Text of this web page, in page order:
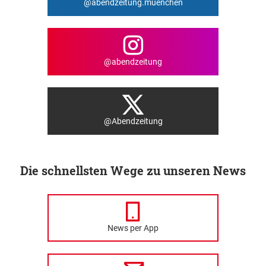
@abendzeitung.muenchen
@abendzeitung
@Abendzeitung
Die schnellsten Wege zu unseren News
News per App